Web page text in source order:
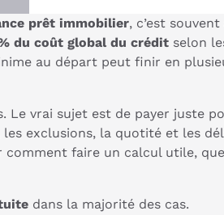
prêt immobilier, c’est
du coût global du crédit selon
au départ peut finir en
Le vrai sujet est de payer
exclusions, la quotité et les
comment faire un calcul utile,
dans la majorité des cas.